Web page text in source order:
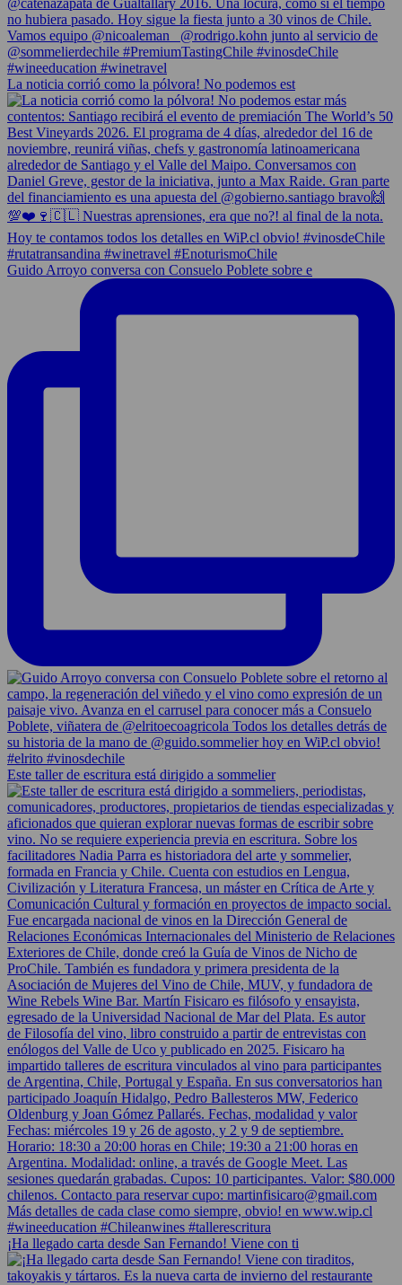
La noticia corrió como la pólvora! No podemos est
Guido Arroyo conversa con Consuelo Poblete sobre e
Este taller de escritura está dirigido a sommelier
¡Ha llegado carta desde San Fernando! Viene con ti